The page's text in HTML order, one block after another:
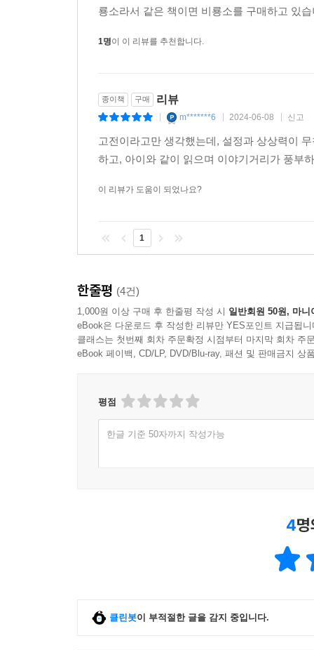
룡소라서 같은 책이면 비룡소를 구매하고 있
1명이 이 리뷰를 추천합니다.
종이책 구매 리뷰
m*******6 2024-06-08 신고
고전이라고만 생각했는데, 설정과 상상력이
하고, 아이와 같이 읽으며 이야기거리가 풍부
이 리뷰가 도움이 되었나요?
1
한줄평 (4건)
1,000원 이상 구매 후 한줄평 작성 시 일반회원 50원, 마니
eBook은 다운로드 후 작성한 리뷰만 YES포인트 지급됩니
클래스는 첫번째 회차 주문확정 시점부터 마지막 회차 주
eBook 페이백, CD/LP, DVD/Blu-ray, 패션 및 판매금지 상
평점
한글 기준 50자까지 작성가능
4
클린봇이 부적절한 글을 감지 중입니다.